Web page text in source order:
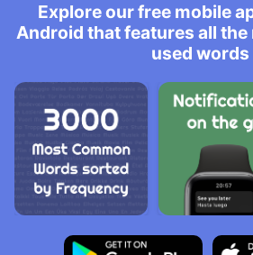
Explore our free mobile
Android that features all
used words